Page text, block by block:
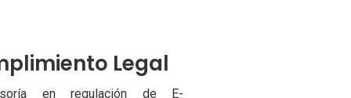
Legal
en regulación de E-